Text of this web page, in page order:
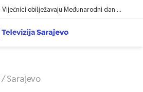
SOS Dječija sela BiH u Vijećnici obilježavaju Međunarodni dan mladih: Više od 200 zaposlenih i stambena podrška za osamostaljivanje
/Sarajevo